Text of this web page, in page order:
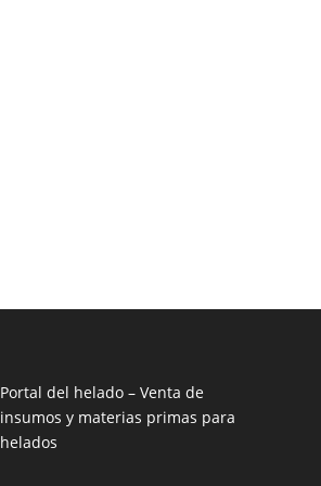
Portal del helado –Venta de
insumos y materias primas para
helados